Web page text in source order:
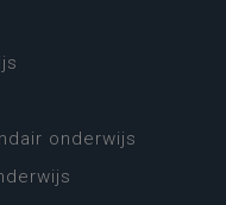
onderwijs